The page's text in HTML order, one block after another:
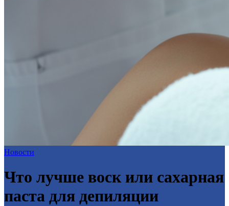
Новости
Что лучше воск или сахарная
паста для депиляции